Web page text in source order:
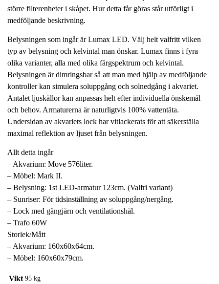
större filterenheter i skåpet. Hur detta får göras står utförligt i
medföljande beskrivning.
Belysningen som ingår är Lumax LED. Välj helt valfritt vilken
typ av belysning och kelvintal man önskar. Lumax finns i fyra
olika varianter, alla med olika färgspektrum och kelvintal.
Belysningen är dimringsbar så att man med hjälp av medföljande
kontroller kan simulera soluppgång och solnedgång i akvariet.
Antalet ljuskällor kan anpassas helt efter individuella önskemål
och behov. Armaturerna är naturligtvis 100% vattentäta.
Undersidan av akvariets lock har vitlackerats för att säkerställa
maximal reflektion av ljuset från belysningen.
Allt detta ingår
– Akvarium: Move 576liter.
– Möbel: Mark II.
– Belysning: 1st LED-armatur 123cm. (Valfri variant)
– Sunriser: För tidsinställning av soluppgång/nergång.
– Lock med gångjärn och ventilationshål.
– Trafo 60W
Storlek/Mått
– Akvarium: 160x60x64cm.
– Möbel: 160x60x79cm.
Vikt 95 kg